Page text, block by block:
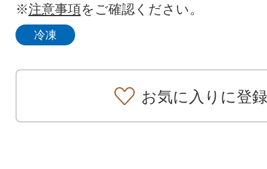
※注意事項をご確認ください。
冷凍
お気に入りに登録